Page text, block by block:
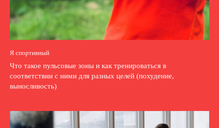
Я спортивный
Что такое пульсовые зоны и как тренироваться в
соответствии с ними для разных целей (похудение,
выносливость)